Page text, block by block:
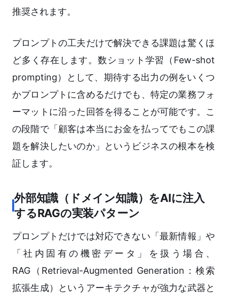
推奨されます。
プロンプトの工夫だけで解決できる課題は驚くほ
ど多く存在します。数ショット学習（Few-shot
prompting）として、期待する出力の例をいくつ
かプロンプトに含めるだけでも、特定の業務フォ
ーマットに沿った回答を得ることが可能です。こ
の段階で「顧客は本当にお金を払ってでもこの課
題を解決したいのか」というビジネスの根本を検
証します。
外部知識（ドメイン知識）をAIに注入
するRAGの実装パターン
プロンプトだけでは対応できない「最新情報」や
「社内固有の機密データ」を扱う場合、
RAG（Retrieval-Augmented Generation：検索
拡張生成）というアーキテクチャが強力な武器と